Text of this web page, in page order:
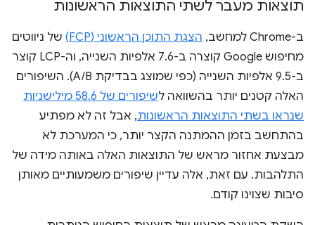
תוצאות מעבר לשתי התוצאות הראשונות
ב-Chrome למחשב, הצגת התוכן הראשוני (FCP)
של ניווטים
מחיפוש Google קוצרה ב-7.6 אלפיות השנייה, וה-LCP קוצר
ב-9.5 אלפיות השנייה (כפי שמוצג בבדיקת A/B). השיפורים
האלה קטנים יותר בהשוואה ל
שיפורים של 58.6 מילישניות
שנראו בשתי התוצאות הראשונות, אבל זה לא מפתיע
בהתחשב בזמן ההמתנה הקצר יותר, כי המערכת לא
מבצעת אחזור מראש של התוצאות האלה באותה מידה של
התלהבות. עם זאת, אלה עדיין שיפורים משמעותיים מאותן
סיבות שצוינו קודם.